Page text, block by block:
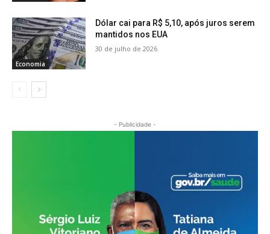
Economia
Dólar cai para R$ 5,10, após juros serem
mantidos nos EUA
30 de julho de 2026
- Publicidade -